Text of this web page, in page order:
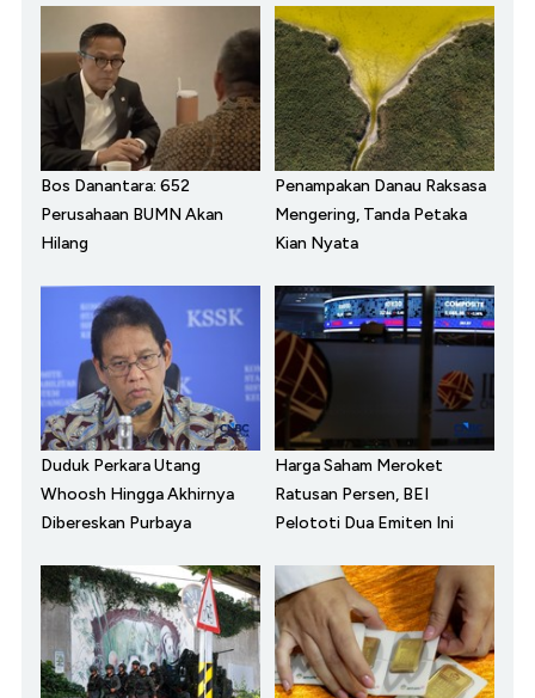
Bos Danantara: 652
Perusahaan BUMN Akan
Hilang
Penampakan Danau Raksasa
Mengering, Tanda Petaka
Kian Nyata
Duduk Perkara Utang
Whoosh Hingga Akhirnya
Dibereskan Purbaya
Harga Saham Meroket
Ratusan Persen, BEI
Pelototi Dua Emiten Ini